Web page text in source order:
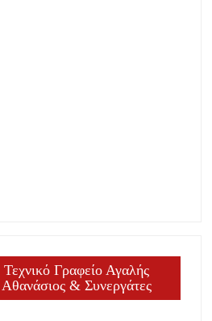
Τεχνικό Γραφείο Αγαλής
Αθανάσιος & Συνεργάτες